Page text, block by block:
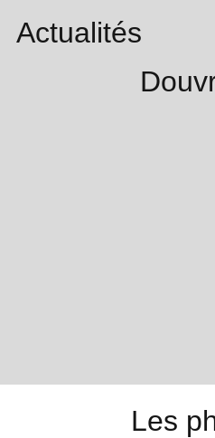
Actualités
Les